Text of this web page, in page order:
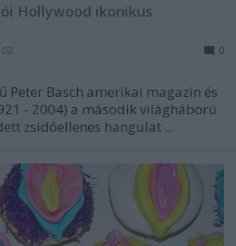
Hollywood ikonikus
0
Peter Basch amerikai magazin és
- 2004) a második világháború
zsidóellenes hangulat ...